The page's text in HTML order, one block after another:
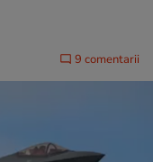
9 comentarii